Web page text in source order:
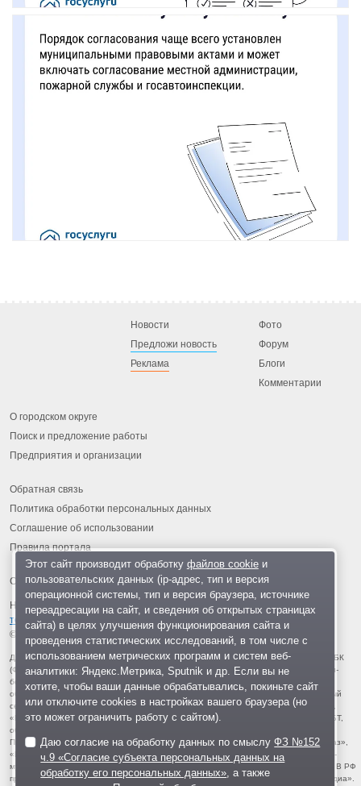
Новости
Предложи новость
Реклама
Фото
Форум
Блоги
Комментарии
О городском округе
Поиск и предложение работы
Предприятия и организации
Обратная связь
Политика обработки персональных данных
Соглашение об использовании
Правила портала
На информационном ресурсе применяются рекомендательные
технологии
© 2013-2026 «ОИНФО»,
сделано в Одинцово
Для читателей: В России признаны экстремистскими и запрещены организации ФБК
(Фонд борьбы с коррупцией, признан иноагентом), Штабы Навального, «Национал-
большевистская партия», «Свидетели Иеговы», «Армия воли народа», «Русский
общенациональный союз», «Движение против нелегальной иммиграции», «Правый
сектор», УНА-УНСО, УПА, «Тризуб им. Степана Бандеры», «Мизантропик дивижн»,
«Меджлис крымскотатарского народа», движение «Артподготовка», движение ЛГБТ,
общероссийская политическая партия «Воля», АУЕ, батальоны «Азов» и «Айдар».
Признаны террористическими и запрещены: «Движение Талибан», «Имарат Кавказ»,
«Исламское государство» (ИГ, ИГИЛ), Джебхад-ан-Нусра, «АУМ Синрике», «Братья-
мусульмане», «Аль-Каида в странах исламского Магриба», «Сеть», «Колумбайн». В РФ
признана нежелательной деятельность «Открытой России», издания «Проект Медиа».
Этот сайт производит обработку файлов cookieи
пользовательских данных (ip-адрес, тип и версия
операционной системы, тип и версия браузера, источнике
переадресации на сайт, и сведения об открытых страницах
сайта) в целях улучшения функционирования сайта и
проведения статистических исследований, в том числе с
использованием метрических программ и систем веб-
аналитики: Яндекс.Метрика, Sputnik и др. Если вы не
хотите, чтобы ваши данные обрабатывались, покиньте сайт
или отключите cookies в настройках вашего браузера (но
это может ограничить работу с сайтом).
Даю согласие на обработку данных по смыслуФЗ №152
ч.9 «Согласие субъекта персональных данных на
обработку его персональных данных» , а также